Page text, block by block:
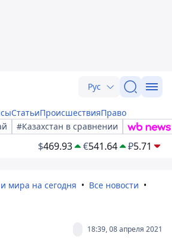
Рус
СтатьиПроисшествияПраво
#Казахстан в сравнении
$469.93 €541.64 ₽5.71
мира на сегодня
Все новости
18:39, 08 апреля 2021